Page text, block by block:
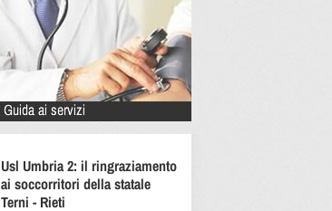
Usl Umbria 2: il ringraziamento
ai soccorritori della statale
Terni - Rieti